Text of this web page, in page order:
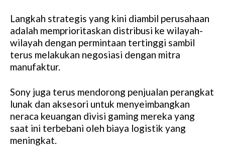
Langkah strategis yang kini diambil perusahaan
adalah memprioritaskan distribusi ke wilayah-
wilayah dengan permintaan tertinggi sambil
terus melakukan negosiasi dengan mitra
manufaktur.
Sony juga terus mendorong penjualan perangkat
lunak dan aksesori untuk menyeimbangkan
neraca keuangan divisi gaming mereka yang
saat ini terbebani oleh biaya logistik yang
meningkat.